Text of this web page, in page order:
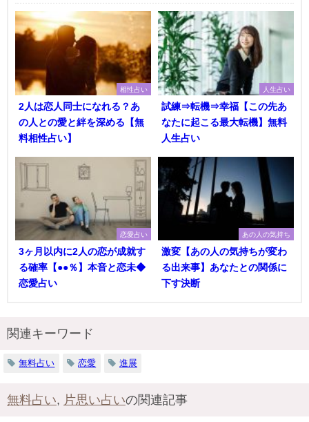
相性占い
2人は恋人同士になれる？あ
の人との愛と絆を深める【無
料相性占い】
人生占い
試練⇒転機⇒幸福【この先あ
なたに起こる最大転機】無料
人生占い
恋愛占い
3ヶ月以内に2人の恋が成就す
る確率【●●％】本音と恋未◆
恋愛占い
あの人の気持ち
激変【あの人の気持ちが変わ
る出来事】あなたとの関係に
下す決断
関連キーワード
無料占い 恋愛 進展
無料占い, 片思い占いの関連記事